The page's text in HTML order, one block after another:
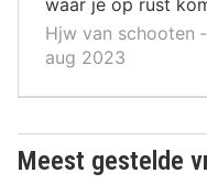
Hjw van schooten
aug 2023
Meest gestelde